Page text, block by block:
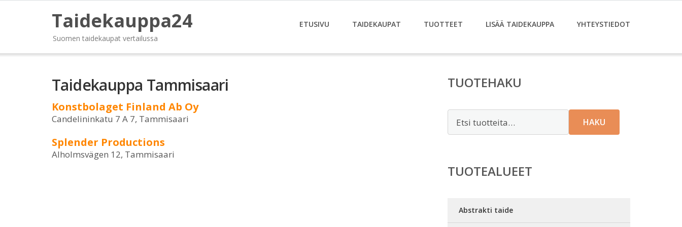
Taidekauppa24
Suomen taidekaupat vertailussa
ETUSIVU TAIDEKAUPAT TUOTTEET LISÄÄ TAIDEKAUPPA YHTEYSTIEDOT
Taidekauppa Tammisaari
Konstbolaget Finland Ab Oy
Candelininkatu 7 A 7, Tammisaari
Splender Productions
Alholmsvägen 12, Tammisaari
TUOTEHAKU
HAKU
TUOTEALUEET
Abstrakti taide